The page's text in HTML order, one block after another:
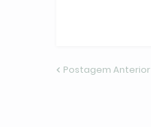
Postagem Anterior